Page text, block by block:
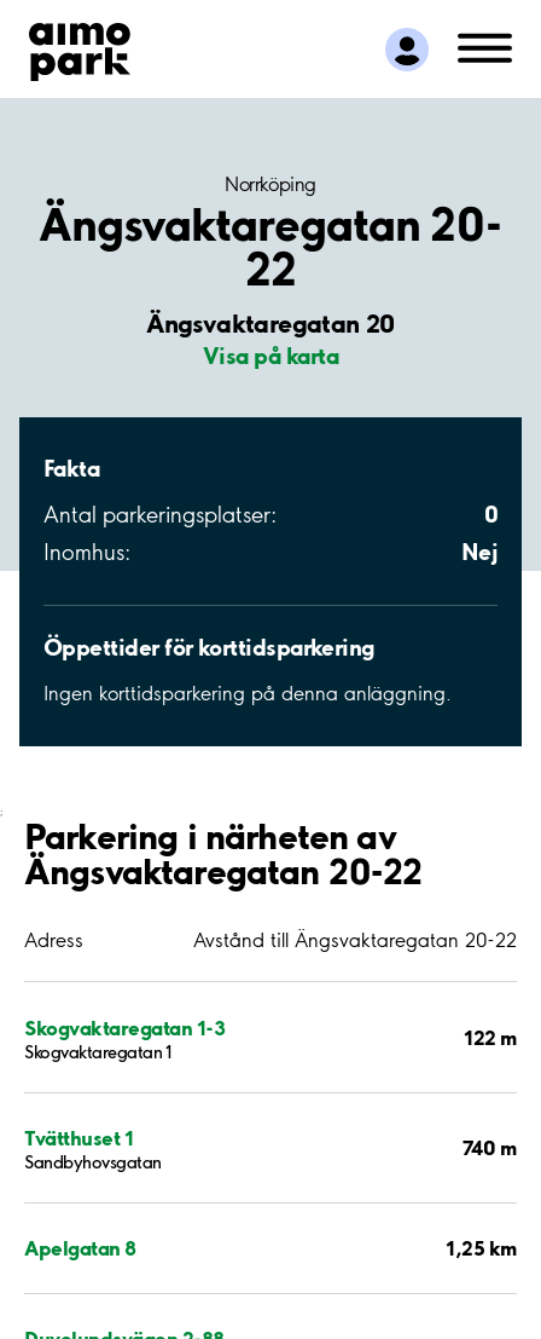
Hitta parkering
Samarbete
Kundservice
Norrköping
Ängsvaktaregatan 20-
22
Ängsvaktaregatan 20
Visa på karta
Fakta
Antal parkeringsplatser: 0
Inomhus: Nej
Öppettider för korttidsparkering
Ingen korttidsparkering på denna anläggning.
;
Parkering i närheten av
Ängsvaktaregatan 20-22
Adress Avstånd till Ängsvaktaregatan 20-22
Skogvaktaregatan 1-3
Skogvaktaregatan 1
122 m
Tvätthuset 1
Sandbyhovsgatan
740 m
Apelgatan 8 1,25 km